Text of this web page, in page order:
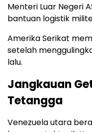
Menteri Luar Negeri
bantuan logistik
Amerika Serikat
setelah
lalu.
Jangkauan
Tetangga
Venezuela utara